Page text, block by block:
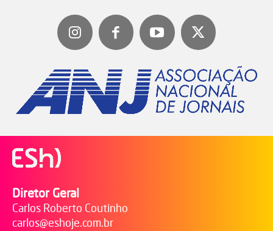
Diretor Geral
Carlos Roberto Coutinho
carlos@eshoje.com.br